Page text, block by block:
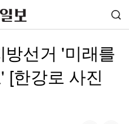
선거 '미래를
[한강로 사진